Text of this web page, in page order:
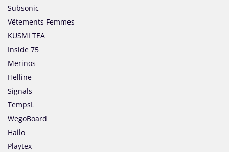
Subsonic
Vêtements Femmes
KUSMI TEA
Inside 75
Merinos
Helline
Signals
TempsL
WegoBoard
Hailo
Playtex